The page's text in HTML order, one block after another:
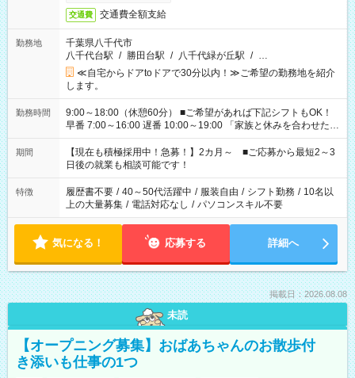
交通費 交通費全額支給
勤務地
千葉県八千代市
八千代台駅 / 勝田台駅 / 八千代緑が丘駅 / …
≪自宅からドアtoドアで30分以内！≫ご希望の勤務地を紹介
します。
勤務時間
9:00～18:00（休憩60分） ■ご希望があれば下記シフトもOK！
早番 7:00～16:00 遅番 10:00～19:00 「家族と休みを合わせた
い」 「余裕を持って夕飯の準備がしたい」 「できれば残業はし
たくない」 など、ご希望を教えてくださいね。 ※Wワーク希望
の方へ 今ご覧のお仕事で希望する勤務時間と、もう1つのお仕事
の勤務時間。 合計で週40時間を超える場合は応募できません。
期間
【現在も積極採用中！急募！】2カ月～ ■ご応募から最短2～3
日後の就業も相談可能です！
特徴 履歴書不要 / 40～50代活躍中 / 服装自由 / シフト勤務 / 10名以
上の大量募集 / 電話対応なし / パソコンスキル不要
気になる！ 応募する 詳細へ
掲載日：2026.08.08
未読
【オープニング募集】おばあちゃんのお散歩付
き添いも仕事の1つ